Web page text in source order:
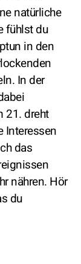
natürliche
fühlst du
in den
In der
21. dreht
Interessen
das
nähren. Hör
du